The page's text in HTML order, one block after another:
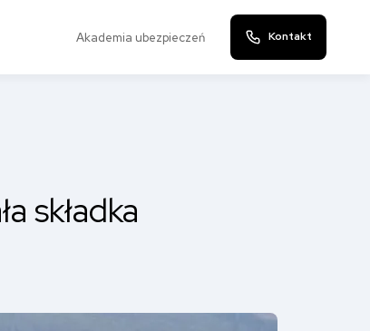
Akademia ubezpieczeń Kontakt
składka